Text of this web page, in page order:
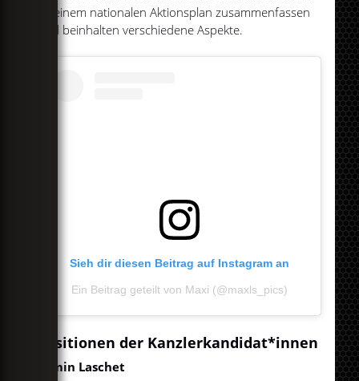
zu einem nationalen Aktionsplan zusammenfassen
und beinhalten verschiedene Aspekte.
Sieh dir diesen Beitrag auf Instagram an
Ein Beitrag geteilt von Maxi (@maxls_pics)
Positionen der Kanzlerkandidat*innen
Armin Laschet